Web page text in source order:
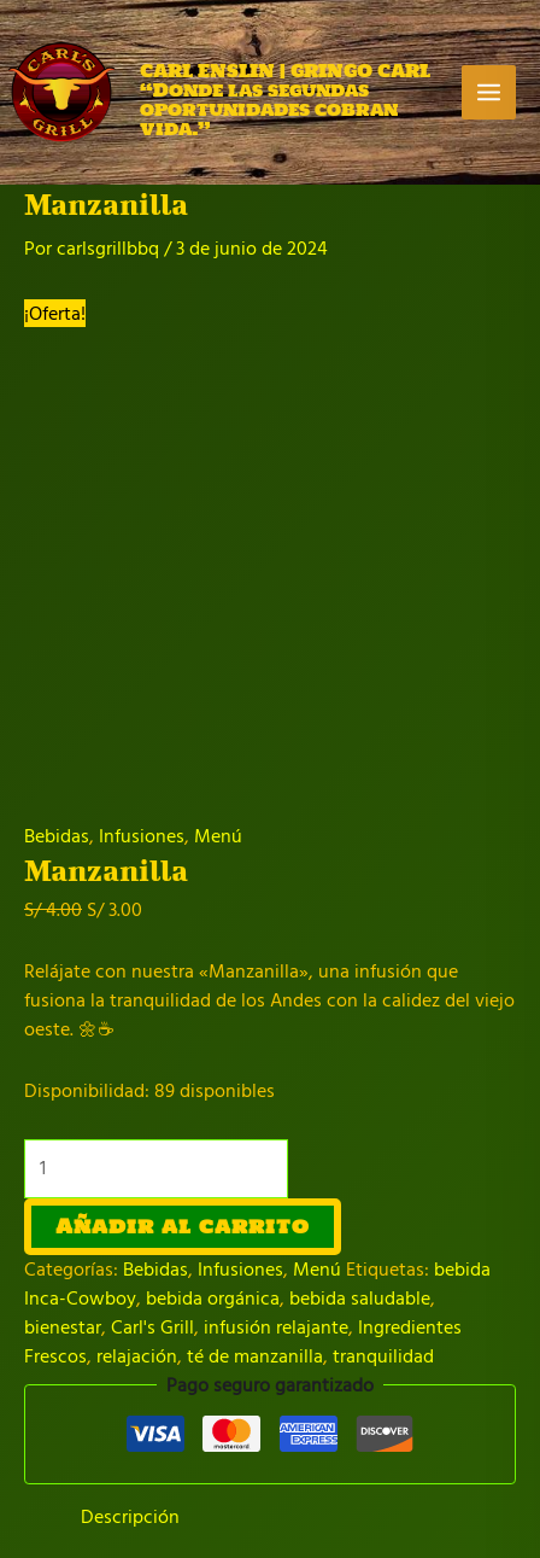
Ir
al
contenido
CARL ENSLIN | GRINGO CARL
“Donde las segundas
oportunidades cobran
vida.”
Manzanilla
Porcarlsgrillbbq /3 de junio de 2024
¡Oferta!
Bebidas, Infusiones, Menú
Manzanilla
S/4.00 El
original
era:
S/ 4.00.
S/3.00
actual
es:
Relájate con nuestra «Manzanilla», una infusión que
fusiona la tranquilidad de los Andes con la calidez del viejo
oeste. 🌼☕
Disponibilidad: 89 disponibles
cantidad
Añadir al carrito
Categorías: Bebidas, Infusiones, Menú Etiquetas: bebida
Inca-Cowboy, bebida orgánica, bebida saludable,
bienestar, Carl's Grill, infusión relajante, Ingredientes
Frescos, relajación, té de manzanilla, tranquilidad
Pago seguro garantizado
Descripción